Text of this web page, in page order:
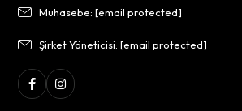
Muhasebe:[email protected]
Şirket Yöneticisi:[email protected]